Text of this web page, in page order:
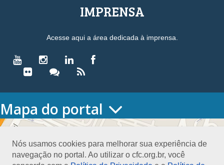
Nós usamos cookies para melhorar sua experiência de
navegação no portal. Ao utilizar o cfc.org.br, você
IMPRENSA
Acesse aqui a área dedicada à imprensa.
Mapa do portal
HOME
Conselho Diretor
Nossa Sede